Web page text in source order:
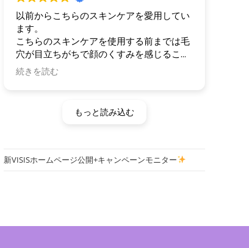
以前からこちらのスキンケアを愛用してい
ます。
こちらのスキンケアを使用する前までは毛
穴が目立ちがちで顔のくすみを感じること
が多かったのですが、それがすっかりなく
なりました。
新しいこちらの化粧水を改めて使用したと
ころ、これまでのコチラの化粧水でも十分
した。
続きを読む
もっと読み込む
新VISISホームページ公開+キャンペーンモニター